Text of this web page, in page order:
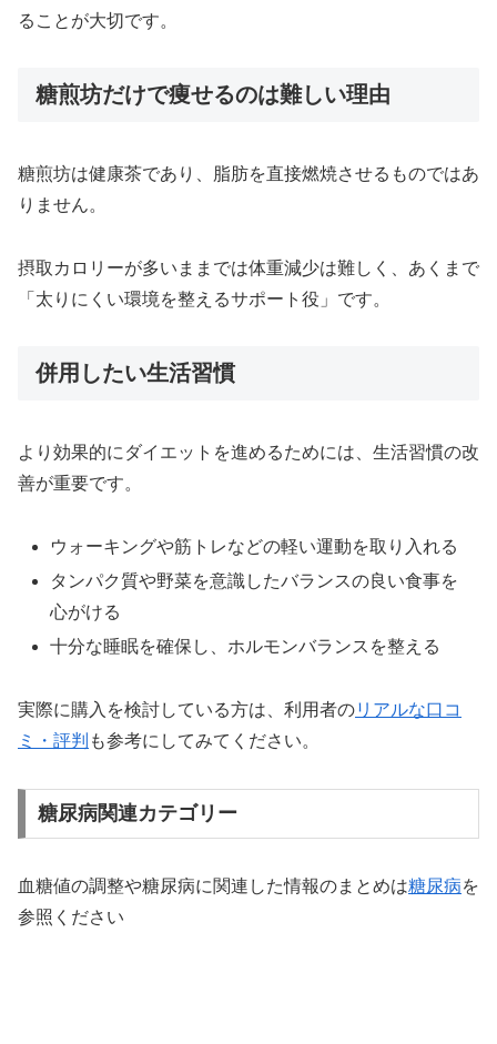
ることが大切です。
糖煎坊だけで痩せるのは難しい理由
糖煎坊は健康茶であり、脂肪を直接燃焼させるものではあ
りません。
摂取カロリーが多いままでは体重減少は難しく、あくまで
「太りにくい環境を整えるサポート役」です。
併用したい生活習慣
より効果的にダイエットを進めるためには、生活習慣の改
善が重要です。
ウォーキングや筋トレなどの軽い運動を取り入れる
タンパク質や野菜を意識したバランスの良い食事を
心がける
十分な睡眠を確保し、ホルモンバランスを整える
実際に購入を検討している方は、利用者のリアルな口コ
ミ・評判 も参考にしてみてください。
糖尿病関連カテゴリー
血糖値の調整や糖尿病に関連した情報のまとめは糖尿病を
参照ください